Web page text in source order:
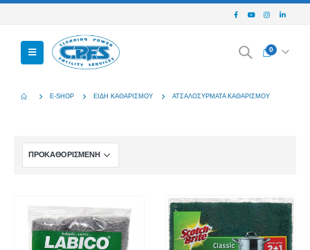
0
E-SHOP ΕΊΔΗ ΚΑΘΑΡΙΣΜΟΎ ΑΤΣΑΛΟΣΎΡΜΑΤΑ ΚΑΘΑΡΙΣΜΟΎ